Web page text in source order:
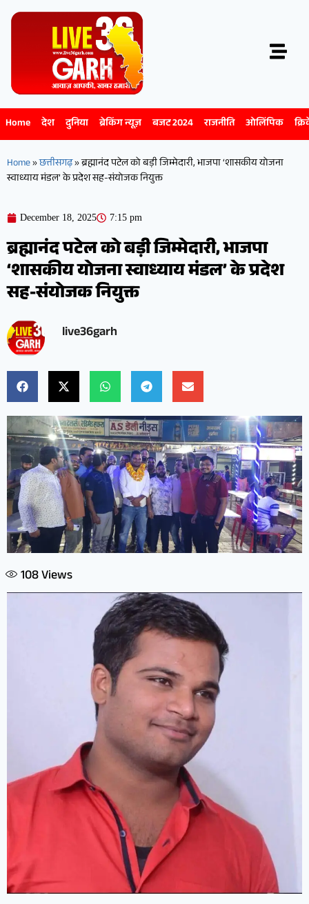
Home देश दुनिया ब्रेकिंग न्यूज़ बजट 2024 राजनीति ओलिंपिक
Home»छत्तीसगढ़»ब्रह्मानंद पटेल को बड़ी जिम्मेदारी, भाजपा ‘शासकीय योजना
स्वाध्याय मंडल’ के प्रदेश सह-संयोजक नियुक्त
December 18, 2025 7:15 pm
ब्रह्मानंद पटेल को बड़ी जिम्मेदारी, भाजपा
‘शासकीय योजना स्वाध्याय मंडल’ के प्रदेश
सह-संयोजक नियुक्त
live36garh
108Views